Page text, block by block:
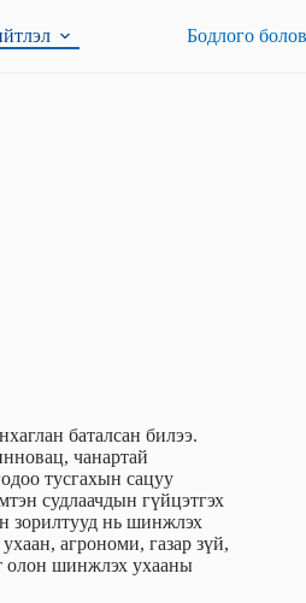
Бодлого
баталсан билээ.
чанартай
тусгахын сацуу
судлаачдын гүйцэтгэх
зорилтууд нь шинжлэх
агрономи, газар зүй,
олон шинжлэх ухааны